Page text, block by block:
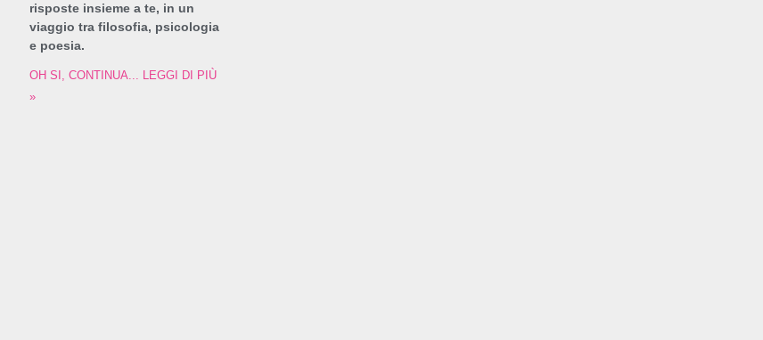
risposte insieme a te, in un
viaggio tra filosofia, psicologia
e poesia.
OH SI, CONTINUA... LEGGI DI PIÙ
»